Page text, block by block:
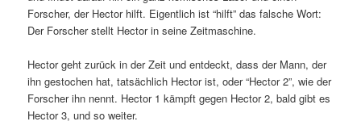
Forscher, der Hector hilft. Eigentlich ist “hilft” das falsche Wort:
Der Forscher stellt Hector in seine Zeitmaschine.
Hector geht zurück in der Zeit und entdeckt, dass der Mann, der
ihn gestochen hat, tatsächlich Hector ist, oder “Hector 2”, wie der
Forscher ihn nennt. Hector 1 kämpft gegen Hector 2, bald gibt es
Hector 3, und so weiter.